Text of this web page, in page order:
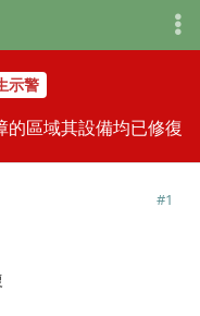
示警
的區域其設備均已修復
#1